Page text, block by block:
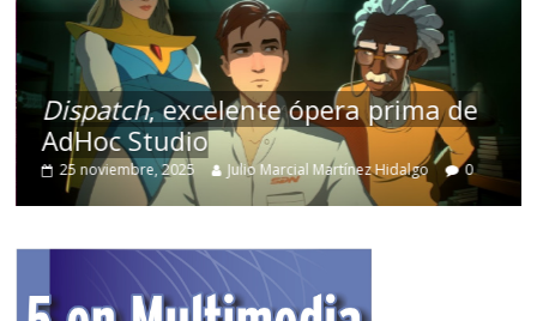
Dispatch, excelente ópera prima de
AdHoc Studio
25 noviembre, 2025 Julio Marcial Martínez Hidalgo 0